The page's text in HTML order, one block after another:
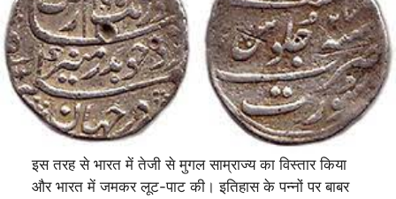
इस तरह से भारत में तेजी से मुगल साम्राज्य का विस्तार किया
और भारत में जमकर लूट-पाट की। इतिहास के पन्नों पर बाबर